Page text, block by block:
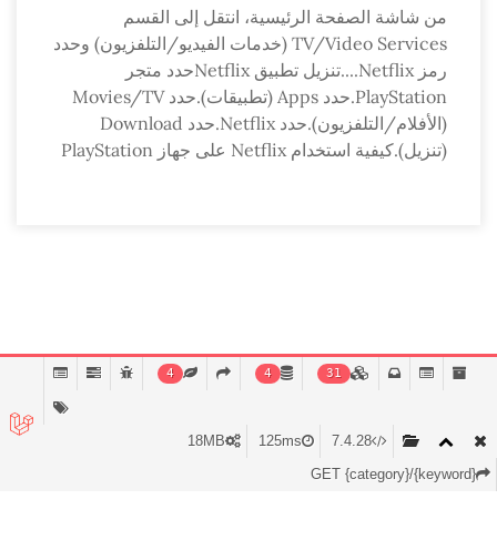
من شاشة الصفحة الرئيسية، انتقل إلى القسم
TV/Video Services (خدمات الفيديو/التلفزيون) وحدد
رمز Netflix....تنزيل تطبيق Netflixحدد متجر
PlayStation.حدد Apps (تطبيقات).حدد Movies/TV
(الأفلام/التلفزيون).حدد Netflix.حدد Download
(تنزيل).كيفية استخدام Netflix على جهاز PlayStation
Copyright © 2026 arabfaq.com. All rights reserved.
4 4 31
7.4.28
125ms
18MB
GET {category}/{keyword}